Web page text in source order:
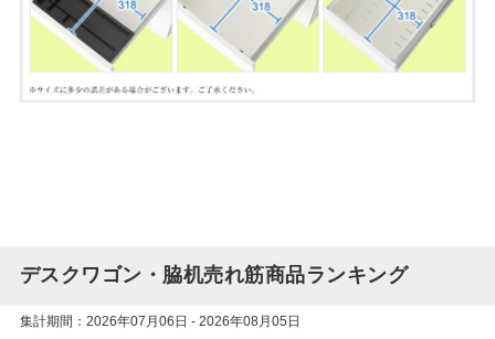
デスクワゴン・脇机売れ筋商品ランキング
集計期間：2026年07月06日 - 2026年08月05日